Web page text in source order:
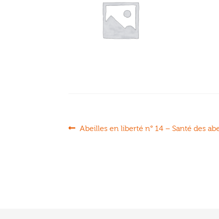
Navigation
Article
Abeilles en liberté n° 14 – Santé des